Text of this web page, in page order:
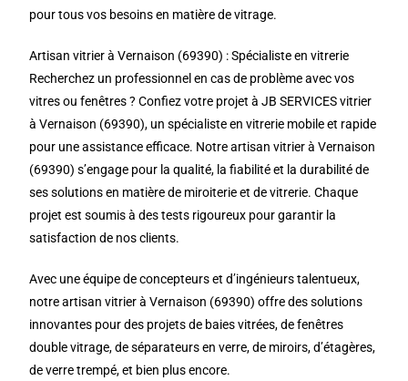
pour tous vos besoins en matière de vitrage.
Artisan vitrier à Vernaison (69390) : Spécialiste en vitrerie
Recherchez un professionnel en cas de problème avec vos
vitres ou fenêtres ? Confiez votre projet à JB SERVICES vitrier
à Vernaison (69390), un spécialiste en vitrerie mobile et rapide
pour une assistance efficace. Notre artisan vitrier à Vernaison
(69390) s’engage pour la qualité, la fiabilité et la durabilité de
ses solutions en matière de miroiterie et de vitrerie. Chaque
projet est soumis à des tests rigoureux pour garantir la
satisfaction de nos clients.
Avec une équipe de concepteurs et d’ingénieurs talentueux,
notre artisan vitrier à Vernaison (69390) offre des solutions
innovantes pour des projets de baies vitrées, de fenêtres
double vitrage, de séparateurs en verre, de miroirs, d’étagères,
de verre trempé, et bien plus encore.